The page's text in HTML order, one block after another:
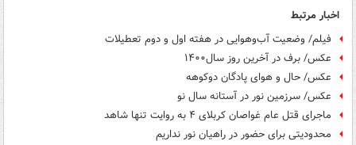
اخبار مرتبط
فیلم/ وضعیت آب‌وهوایی در هفته اول و دوم تعطیلات
عکس/ برف در آخرین روز سال۱۴۰۰
عکس/ حال و هوای پادگان دوکوهه
عکس/ سرزمین نور در آستانه سال نو
ماجرای قتل عام غواصان کربلای ۴ به روایت تنها شاهد
محدودیتی برای حضور در راهیان نور نداریم